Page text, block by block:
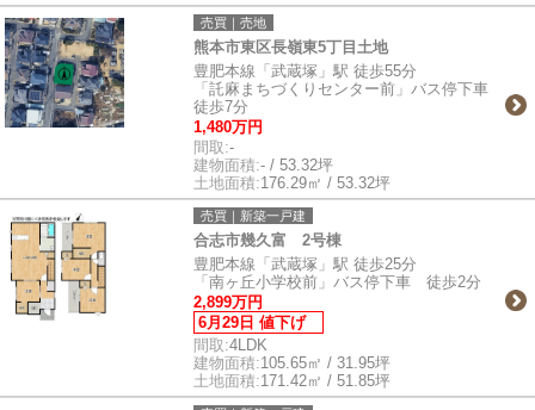
売買｜売地
熊本市東区長嶺東5丁目土地
豊肥本線「武蔵塚」駅 徒歩55分
「託麻まちづくりセンター前」バス停下車
徒歩7分
1,480万円
間取:-
建物面積:- / 53.32坪
土地面積:176.29㎡ / 53.32坪
売買｜新築一戸建
合志市幾久富 2号棟
豊肥本線「武蔵塚」駅 徒歩25分
「南ヶ丘小学校前」バス停下車 徒歩2分
2,899万円
6月29日 値下げ
間取:4LDK
建物面積:105.65㎡ / 31.95坪
土地面積:171.42㎡ / 51.85坪